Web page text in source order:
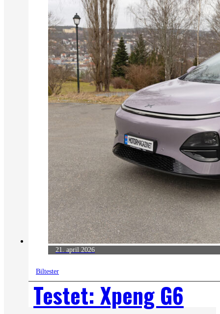
21. april 2026
Biltester
Testet: Xpeng G6